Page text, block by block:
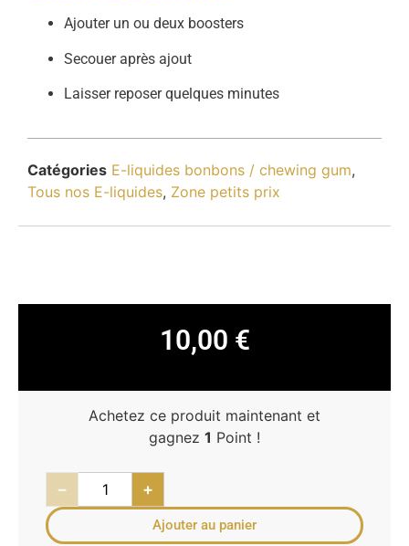
Ajouter un ou deux boosters
Secouer après ajout
Laisser reposer quelques minutes
Catégories E-liquides bonbons / chewing gum,
Tous nos E-liquides, Zone petits prix
10,00 €
Achetez ce produit maintenant et
gagnez 1 Point !
− +
Ajouter au panier